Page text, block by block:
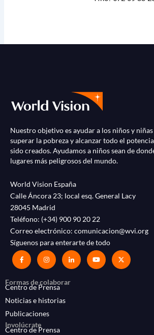
Nuestro objetivo es ayudar a los niños y
superar la pobreza y alcanzar todo el
sido creados. Ayudamos a niños sean de
lugares más peligrosos del mundo.
World Vision España
Calle Áncora 23; local esq. General Lacy
28045 Madrid
Teléfono: (+34) 900 90 20 22
Correo electrónico: comunicacion@wvi.org
Síguenos para enterarte de todo
Formas de colaborar
Centro de Prensa
Noticias e historias
Publicaciones
Involúcrate
Centro de Prensa